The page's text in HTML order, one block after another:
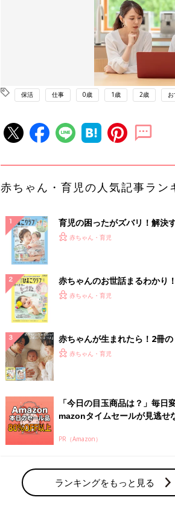
保活 仕事 0歳 1歳 2歳 お
赤ちゃん・育児の人気記事ラン
育児の困ったがズバリ！解決
『ひよこクラブ 夏号』 4カ月
赤ちゃん・育児
赤ちゃんのお世話まるわかり
てのひよこクラブ 夏号』〈巻
赤ちゃん・育児
赤ちゃんが生まれたら！2冊の
ひよ」
赤ちゃん・育児
「今日の目玉商品は？」毎日
mazonタイムセールが見逃せ
PR（Amazon）
ランキングをもっと見る